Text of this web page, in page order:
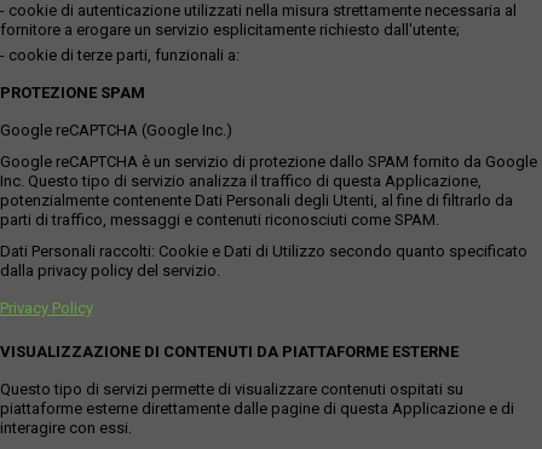
- cookie di autenticazione utilizzati nella misura strettamente necessaria al
fornitore a erogare un servizio esplicitamente richiesto dall'utente;
- cookie di terze parti, funzionali a:
PROTEZIONE SPAM
Google reCAPTCHA (Google Inc.)
Google reCAPTCHA è un servizio di protezione dallo SPAM fornito da Google
Inc. Questo tipo di servizio analizza il traffico di questa Applicazione,
potenzialmente contenente Dati Personali degli Utenti, al fine di filtrarlo da
parti di traffico, messaggi e contenuti riconosciuti come SPAM.
Dati Personali raccolti: Cookie e Dati di Utilizzo secondo quanto specificato
dalla privacy policy del servizio.
Privacy Policy
VISUALIZZAZIONE DI CONTENUTI DA PIATTAFORME ESTERNE
Questo tipo di servizi permette di visualizzare contenuti ospitati su
piattaforme esterne direttamente dalle pagine di questa Applicazione e di
interagire con essi.